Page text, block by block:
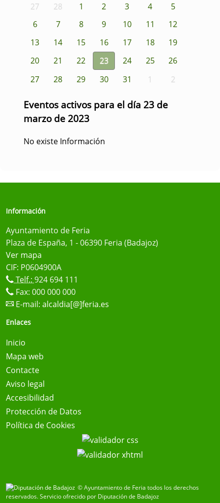
27 28 1 2 3 4
5
6
7 8 9 10 11
12
13
14 15 16 17 18
19
20
21 22 23 24 25
26
27
28 29 30 31 1 2
Eventos activos para el día 23 de
marzo de 2023
No existe Información
Información
Ayuntamiento de Feria
Plaza de España, 1 - 06390 Feria (Badajoz)
Ver mapa
CIF: P0604900A
Telf.: 924 694 111
Fax: 000 000 000
E-mail: alcaldia[@]feria.es
Enlaces
Inicio
Mapa web
Contacte
Aviso legal
Accesibilidad
Protección de Datos
Política de Cookies
© Ayuntamiento de Feria todos los derechos
reservados.Servicio ofrecido por Diputación de Badajoz